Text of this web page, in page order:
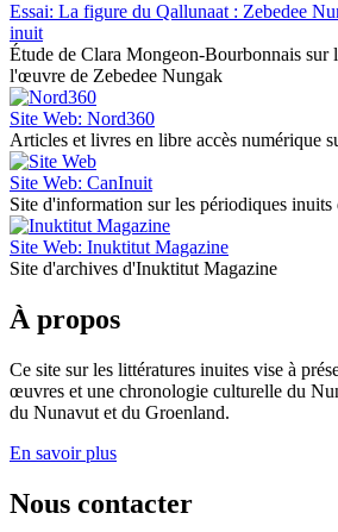
Essai: La figure du Qallunaat : Zebedee
inuit
Étude de Clara Mongeon-Bourbonnais sur
l'œuvre de Zebedee Nungak
Site Web: Nord360
Articles et livres en libre accès numérique
Site Web: CanInuit
Site d'information sur les périodiques inuits
Site Web: Inuktitut Magazine
Site d'archives d'Inuktitut Magazine
À propos
Ce site sur les littératures inuites vise à
œuvres et une chronologie culturelle du
du Nunavut et du Groenland.
En savoir plus
Nous contacter